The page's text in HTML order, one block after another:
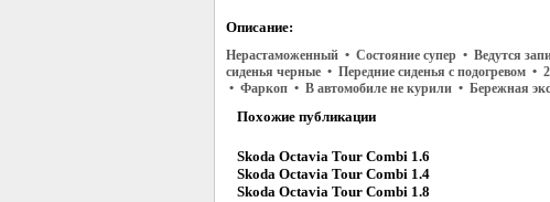
Описание:
Нерастаможенный • Состояние супер • Ведутся
сиденья черные • Передние сиденья с подогревом
• Фаркоп • В автомобиле не курили • Бережная
Похожие публикации
Skoda Octavia Tour Combi 1.6
Skoda Octavia Tour Combi 1.4
Skoda Octavia Tour Combi 1.8